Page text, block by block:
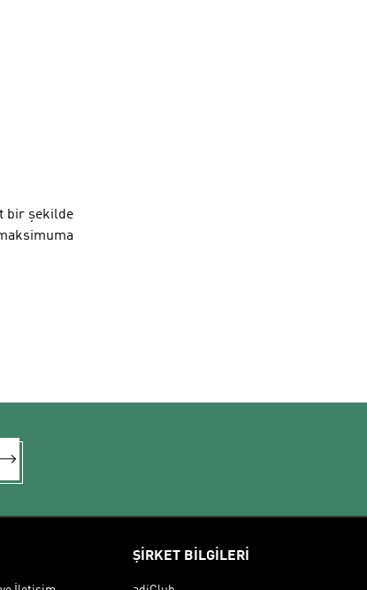
bir şekilde
ŞİRKET BİLGİLERİ